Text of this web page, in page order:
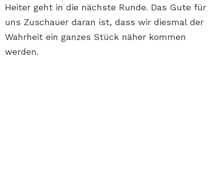
Heiter geht in die nächste Runde. Das Gute für
uns Zuschauer daran ist, dass wir diesmal der
Wahrheit ein ganzes Stück näher kommen
werden.